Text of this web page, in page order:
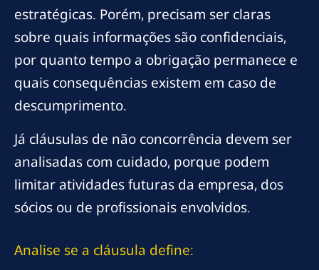
estratégicas. Porém, precisam ser claras
sobre quais informações são confidenciais,
por quanto tempo a obrigação permanece e
quais consequências existem em caso de
descumprimento.
Já cláusulas de não concorrência devem ser
analisadas com cuidado, porque podem
limitar atividades futuras da empresa, dos
sócios ou de profissionais envolvidos.
Analise se a cláusula define: